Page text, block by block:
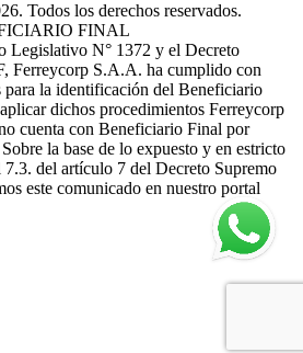
Todos los derechos reservados.
FINAL
Legislativo N° 1372 y el Decreto
Ferreycorp S.A.A. ha cumplido con
para la identificación del Beneficiario
dichos procedimientos Ferreycorp
cuenta con Beneficiario Final por
la base de lo expuesto y en estricto
del artículo 7 del Decreto Supremo
este comunicado en nuestro portal